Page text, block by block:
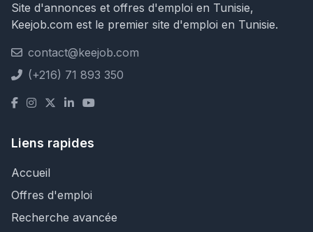
Site d'annonces et offres d'emploi en Tunisie,
Keejob.com est le premier site d'emploi en Tunisie.
contact@keejob.com
(+216) 71 893 350
Liens rapides
Accueil
Offres d'emploi
Recherche avancée